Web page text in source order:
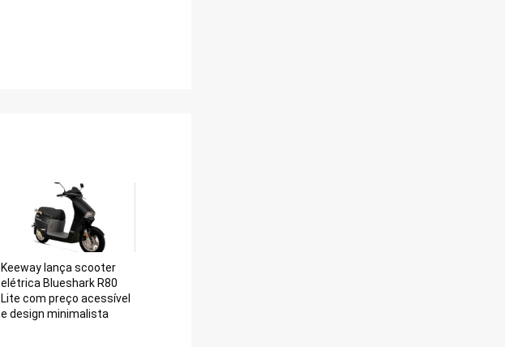
Keeway lança scooter
elétrica Blueshark R80
Lite com preço acessível
e design minimalista